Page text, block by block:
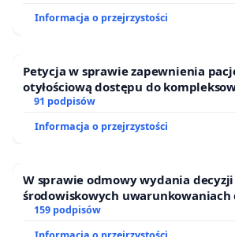
Informacja o przejrzystości
Petycja w sprawie zapewnienia
otyłościową dostępu do
oraz programów profilaktycznych.
91 podpisów
Informacja o przejrzystości
W sprawie odmowy wydania
środowiskowych
zakładu wytwarzania biometanu
Ostrowiu Południowym oraz
159 podpisów